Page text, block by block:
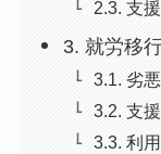
2.3. 支
3. 就労移
3.1. 劣
3.2. 支
3.3. 利